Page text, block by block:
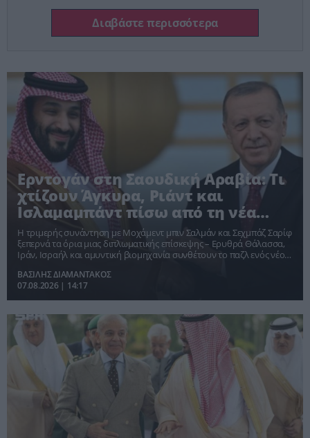
Διαβάστε περισσότερα
Ερντογάν στη Σαουδική Αραβία: Τι
χτίζουν Άγκυρα, Ριάντ και
Ισλαμαμπάντ πίσω από τη νέα
συμμαχία;
Η τριμερής συνάντηση με Μοχάμεντ μπιν Σαλμάν και Σεχμπάζ Σαρίφ
ξεπερνά τα όρια μιας διπλωματικής επίσκεψης – Ερυθρά Θάλασσα,
Ιράν, Ισραήλ και αμυντική βιομηχανία συνθέτουν το παζλ ενός νέου
ΒΑΣΙΛΗΣ ΔΙΑΜΑΝΤΑΚΟΣ
07.08.2026 | 14:17